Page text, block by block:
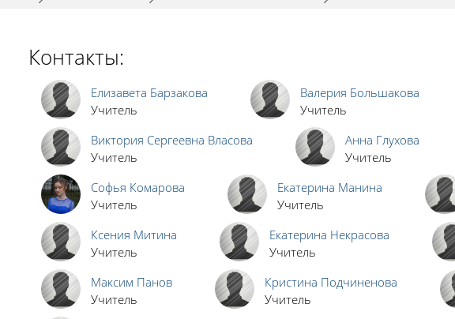
Контакты:
Елизавета Барзакова
Учитель
Валерия Большакова
Учитель
Виктория Сергеевна Власова
Учитель
Анна Глухова
Учитель
Софья Комарова
Учитель
Екатерина Манина
Учитель
Ксения Митина
Учитель
Екатерина Некрасова
Учитель
Максим Панов
Учитель
Кристина Подчиненова
Учитель